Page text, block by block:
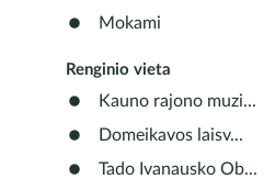
Mokami
Renginio vieta
Kauno rajono muzi...
Domeikavos laisv...
Tado Ivanausko Ob...